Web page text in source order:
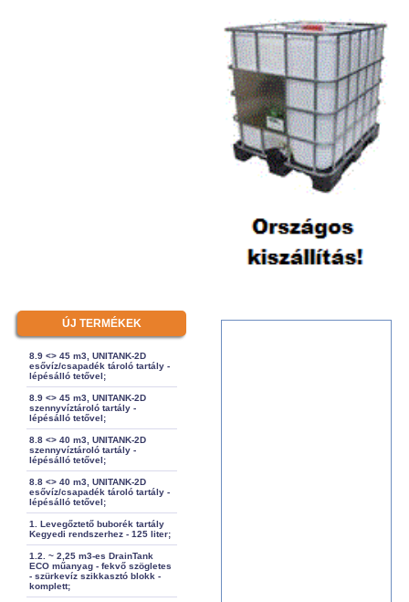
ÚJ TERMÉKEK
8.9 <> 45 m3, UNITANK-2D
esővíz/csapadék tároló tartály -
lépésálló tetővel;
8.9 <> 45 m3, UNITANK-2D
szennyvíztároló tartály -
lépésálló tetővel;
8.8 <> 40 m3, UNITANK-2D
szennyvíztároló tartály -
lépésálló tetővel;
8.8 <> 40 m3, UNITANK-2D
esővíz/csapadék tároló tartály -
lépésálló tetővel;
1. Levegőztető buborék tartály
Kegyedi rendszerhez - 125 liter;
1.2. ~ 2,25 m3-es DrainTank
ECO műanyag - fekvő szögletes
- szürkevíz szikkasztó blokk -
komplett;